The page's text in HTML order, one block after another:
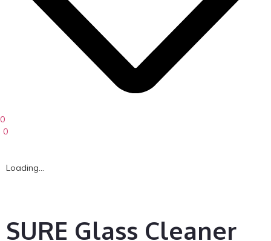
0
0
Loading...
SURE Glass Cleaner